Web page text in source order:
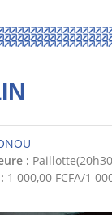
:
1 000,00 FCFA/1